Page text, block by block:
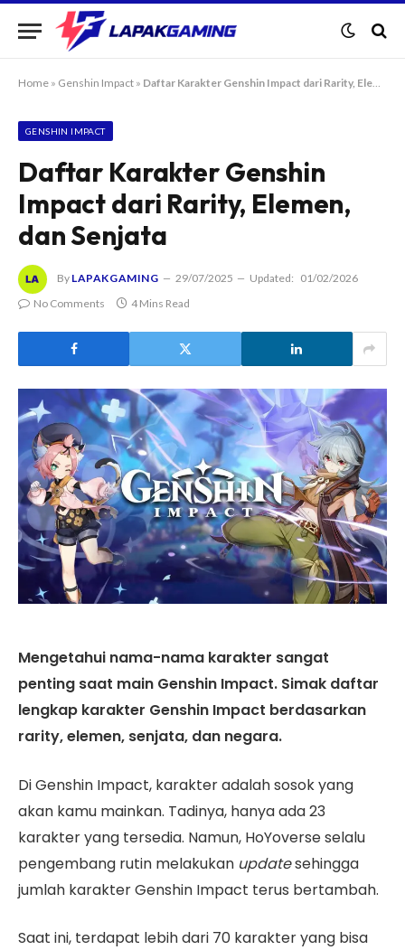
Home » Genshin Impact » Daftar Karakter Genshin Impact dari Rarity, Elemen, dan Senjata
GENSHIN IMPACT
Daftar Karakter Genshin
Impact dari Rarity, Elemen,
dan Senjata
By LAPAKGAMING 29/07/2025 Updated: 01/02/2026
No Comments
4 Mins Read
Mengetahui nama-nama karakter sangat
penting saat main Genshin Impact. Simak daftar
lengkap karakter Genshin Impact berdasarkan
rarity, elemen, senjata, dan negara.
Di Genshin Impact, karakter adalah sosok yang
akan kamu mainkan. Tadinya, hanya ada 23
karakter yang tersedia. Namun, HoYoverse selalu
pengembang rutin melakukan updatesehingga
jumlah karakter Genshin Impact terus bertambah.
Saat ini, terdapat lebih dari 70 karakter yang bisa